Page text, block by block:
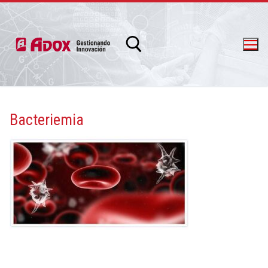
info@adox.com.ar whatsapp: 54 9 11 6230 2470
Bacteriemia